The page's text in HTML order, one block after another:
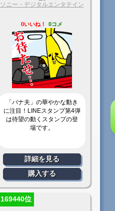
編
ソニー・デジタルエンタテイン
0いいね！ 0コメ
「バナ夫」の華やかな動き
に注目！LINEスタンプ第4弾
は待望の動くスタンプの登
場です。
詳細を見る
購入する
169440位